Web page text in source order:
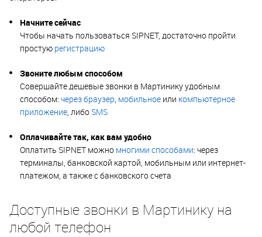
Начните сейчас
Чтобы начать пользоваться SIPNET, достаточно пройти
простую регистрацию
Звоните любым способом
Совершайте дешевые звонки в Мартинику удобным
способом: через браузер, мобильное или компьютерное
приложение, либо SMS
Оплачивайте так, как вам удобно
Оплатить SIPNET можно многими способами: через
терминалы, банковской картой, мобильным или интернет-
платежом, а также с банковского счета
Доступные звонки в Мартинику на
любой телефон